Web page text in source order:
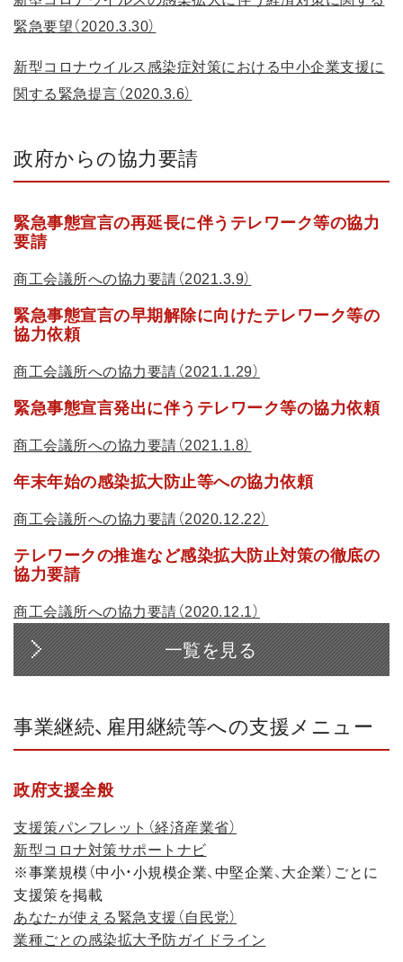
緊急要望（2020.3.30）
新型コロナウイルス感染症対策における中小企業支援に
関する緊急提言（2020.3.6）
政府からの協力要請
緊急事態宣言の再延長に伴うテレワーク等の協力
要請
商工会議所への協力要請（2021.3.9）
緊急事態宣言の早期解除に向けたテレワーク等の
協力依頼
商工会議所への協力要請（2021.1.29）
緊急事態宣言発出に伴うテレワーク等の協力依頼
商工会議所への協力要請（2021.1.8）
年末年始の感染拡大防止等への協力依頼
商工会議所への協力要請（2020.12.22）
テレワークの推進など感染拡大防止対策の徹底の
協力要請
商工会議所への協力要請（2020.12.1）
一覧を見る
事業継続、雇用継続等への支援メニュー
政府支援全般
支援策パンフレット（経済産業省）
新型コロナ対策サポートナビ
※事業規模（中小・小規模企業、中堅企業、大企業）ごとに
支援策を掲載
あなたが使える緊急支援（自民党）
業種ごとの感染拡大予防ガイドライン